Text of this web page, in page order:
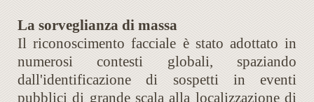
La sorveglianza di massa
Il riconoscimento facciale è stato adottato in
numerosi contesti globali, spaziando
dall'identificazione di sospetti in eventi
pubblici di grande scala alla localizzazione di